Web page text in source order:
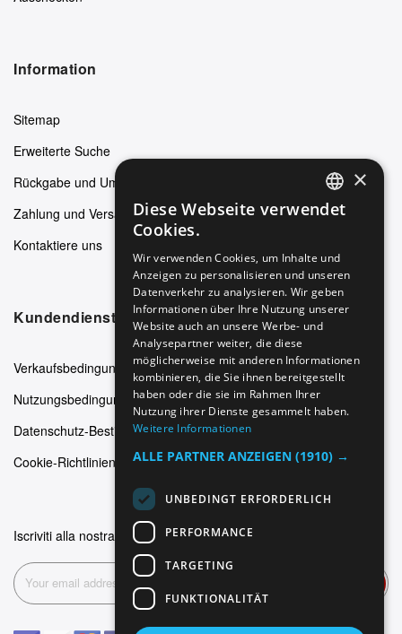
Information
Sitemap
Erweiterte Suche
Rückgabe und Umtausch
Zahlung und Versand
Kontaktiere uns
Kundendienst
Verkaufsbedingungen
Nutzungsbedingungen
Datenschutz-Bestimmungen
Cookie-Richtlinien
Iscriviti alla nostra newsletter
ENGLISH
ITALIAN
SPANISH
×
Diese Webseite verwendet
Cookies.
Wir verwenden Cookies, um Inhalte und
Anzeigen zu personalisieren und unseren
Datenverkehr zu analysieren. Wir geben
Informationen über Ihre Nutzung unserer
Website auch an unsere Werbe- und
Analysepartner weiter, die diese
möglicherweise mit anderen Informationen
kombinieren, die Sie ihnen bereitgestellt
haben oder die sie im Rahmen Ihrer
Nutzung ihrer Dienste gesammelt haben.
Weitere Informationen
ALLE PARTNER ANZEIGEN (1910) →
UNBEDINGT ERFORDERLICH
PERFORMANCE
TARGETING
FUNKTIONALITÄT